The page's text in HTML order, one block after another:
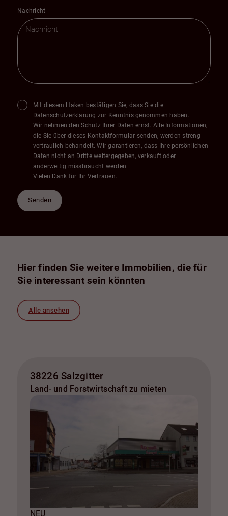
Nachricht
Mit diesem Haken bestätigen Sie, dass Sie die
Datenschutzerklärung zur Kenntnis genommen haben.
Wir nehmen den Schutz Ihrer Daten ernst. Alle Informationen,
die Sie über dieses Kontaktformular senden, werden streng
vertraulich behandelt. Wir garantieren, dass Ihre persönlichen
Daten nicht an Dritte weitergegeben, verkauft oder
anderweitig missbraucht werden.
Vielen Dank für Ihr Vertrauen.
Senden
Hier finden Sie weitere Immobilien, die für
Sie interessant sein könnten
Alle ansehen
38226 Salzgitter
Land- und Forstwirtschaft zu mieten
NEU